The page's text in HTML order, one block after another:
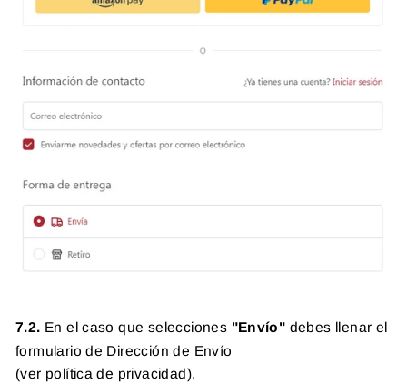
7.2. En el caso que selecciones "Envío" debes llenar el
formulario de Dirección de Envío
(ver política de privacidad).